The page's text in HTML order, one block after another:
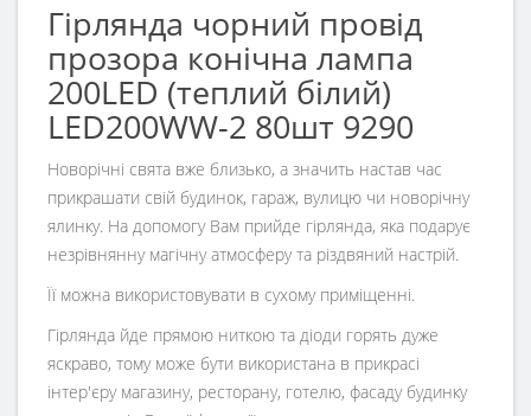
Гірлянда чорний провід
прозора конічна лампа
200LED (теплий білий)
LED200WW-2 80шт 9290
Новорічні свята вже близько, а значить настав час
прикрашати свій будинок, гараж, вулицю чи новорічну
ялинку. На допомогу Вам прийде гірлянда, яка подарує
незрівнянну магічну атмосферу та різдвяний настрій.
Її можна використовувати в сухому приміщенні.
Гірлянда йде прямою ниткою та діоди горять дуже
яскраво, тому може бути використана в прикрасі
інтер'єру магазину, ресторану, готелю, фасаду будинку